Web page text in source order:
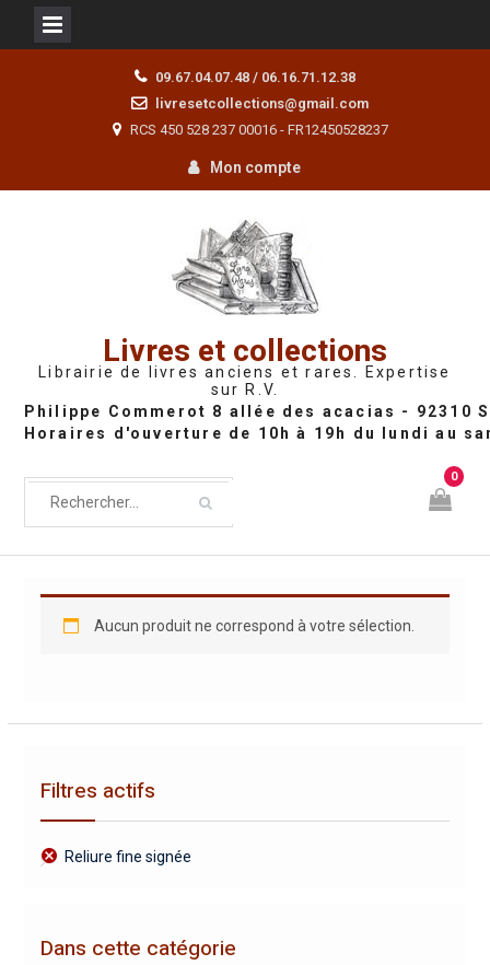
09.67.04.07.48 / 06.16.71.12.38
livresetcollections@gmail.com
RCS 450 528 237 00016 - FR12450528237
Mon compte
Livres et collections
Librairie de livres anciens et rares. Expertise
sur R.V.
0
Aucun produit ne correspond à votre sélection.
Filtres actifs
Reliure fine signée
Dans cette catégorie